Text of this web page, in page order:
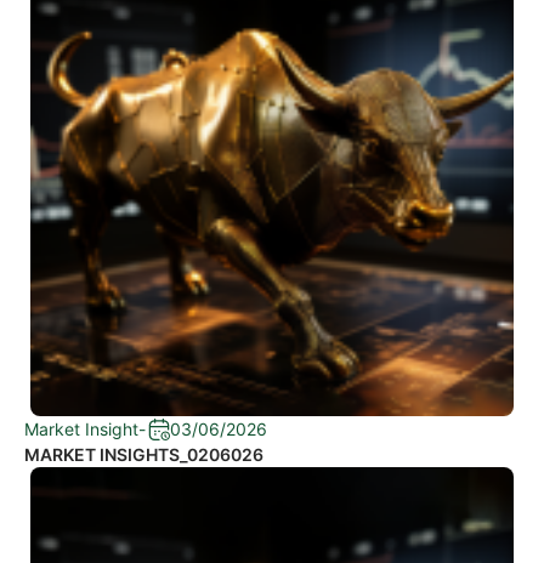
Market Insight-
03/06/2026
MARKET INSIGHTS_0206026